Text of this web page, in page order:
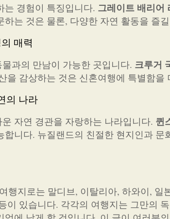
는 경험이 특징입니다. 그레이트 배리어
하는 것은 물론, 다양한 자연 활동을 즐
매력
과의 만남이 가능한 곳입니다. 크루거
을 감상하는 것은 신혼여행에 특별함을
의 나라
자연 경관을 자랑하는 나라입니다. 퀸
합니다. 뉴질랜드의 친절한 현지인과 문
행지로는 말디브, 이탈리아, 하와이, 일
이 있습니다. 각각의 여행지는 그만의